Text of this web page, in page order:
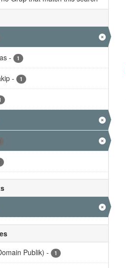
- 1
- 1
Publik) - 1